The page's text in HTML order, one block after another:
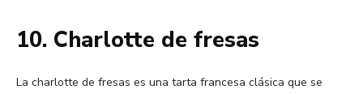
10. Charlotte de fresas
La charlotte de fresas es una tarta francesa clásica que se